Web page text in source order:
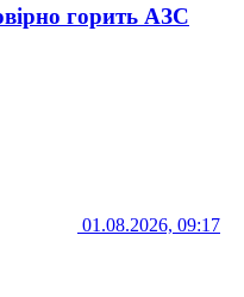
горить АЗС
01.08.2026, 09:17